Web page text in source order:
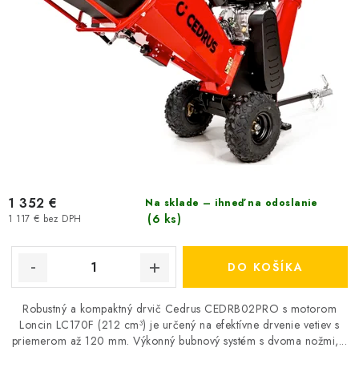
Na sklade – ihneď na odoslanie
(6 ks)
1 117 € bez DPH
1 352 €
DO KOŠÍKA
Robustný a kompaktný drvič Cedrus CEDRB02PRO s motorom
Loncin LC170F (212 cm³) je určený na efektívne drvenie vetiev s
priemerom až 120 mm. Výkonný bubnový systém s dvoma nožmi,...